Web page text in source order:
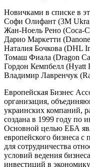
Новичками в списке в
Софи Олифант (3M
Жан-Ноель Рено (Coca-
Дарио Маркетти
Наталия Бочкова (DHL
Томаш Фиала (Dragon
Гордон Кемпбелл (Hyatt
Владимир Лавренчук
Европейская Бизнес
организация,
украинских компаний,
создана в 1999 году по
Основной целью ЕБА
европейского бизнеса с
для сотрудничества
условий ведения
инвестиций в